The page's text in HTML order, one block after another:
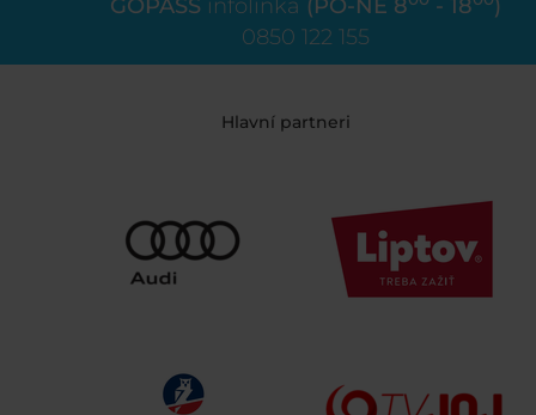
GOPASS infolinka (PO-NE 8 - 18
)
0850 122 155
Hlavní partneri